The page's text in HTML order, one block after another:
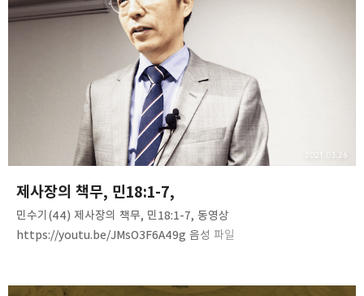
36절 동영상 https://youtu.be/eUXmfBJUDI8 음성 파일
https://bit.ly/31jCnso MediaFire MediaFire is a simple to..
제사장의 책무, 민18:1-7,
2021.03.26
민수기(44) 제사장의 책무, 민18:1-7, 동영상
https://youtu.be/JMsO3F6A49g 음성 파일